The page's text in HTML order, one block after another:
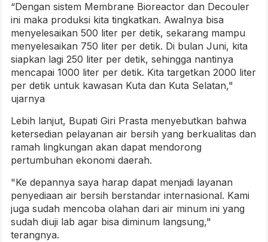
“Dengan sistem Membrane Bioreactor dan Decouler
ini maka produksi kita tingkatkan. Awalnya bisa
menyelesaikan 500 liter per detik, sekarang mampu
menyelesaikan 750 liter per detik. Di bulan Juni, kita
siapkan lagi 250 liter per detik, sehingga nantinya
mencapai 1000 liter per detik. Kita targetkan 2000 liter
per detik untuk kawasan Kuta dan Kuta Selatan,"
ujarnya
Lebih lanjut, Bupati Giri Prasta menyebutkan bahwa
ketersedian pelayanan air bersih yang berkualitas dan
ramah lingkungan akan dapat mendorong
pertumbuhan ekonomi daerah.
"Ke depannya saya harap dapat menjadi layanan
penyediaan air bersih berstandar internasional. Kami
juga sudah mencoba olahan dari air minum ini yang
sudah diuji lab agar bisa diminum langsung,"
terangnya.